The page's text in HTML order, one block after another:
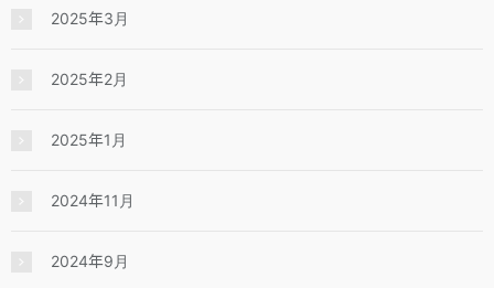
2025年3月
2025年2月
2025年1月
2024年11月
2024年9月